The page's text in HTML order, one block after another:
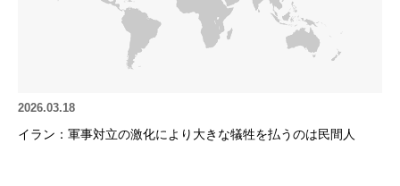
2026.03.18
イラン：軍事対立の激化により大きな犠牲を払うのは民間人